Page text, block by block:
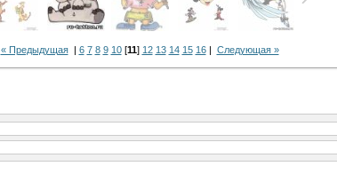
« Предыдущая| 6 7 8 9 10[11] 12 13 14 15 16| Следующая »